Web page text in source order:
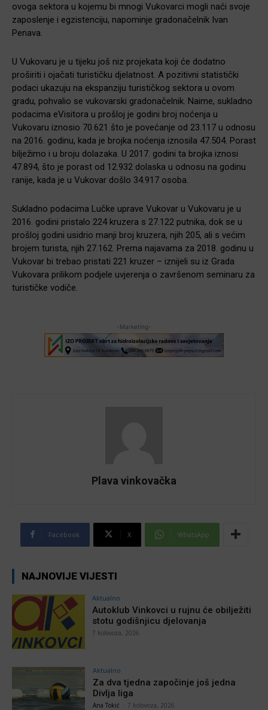
ovoga sektora u kojemu bi mnogi Vukovarci mogli naći svoje
zaposlenje i egzistenciju, napominje gradonačelnik Ivan
Penava.
U Vukovaru je u tijeku još niz projekata koji će dodatno
proširiti i ojačati turističku djelatnost. A pozitivni statistički
podaci ukazuju na ekspanziju turističkog sektora u ovom
gradu, pohvalio se vukovarski gradonačelnik. Naime, sukladno
podacima eVisitora u prošloj je godini broj noćenja u
Vukovaru iznosio 70.621 što je povećanje od 23.117 u odnosu
na 2016. godinu, kada je brojka noćenja iznosila 47.504. Porast
bilježimo i u broju dolazaka. U 2017. godini ta brojka iznosi
47.894, što je porast od 12.932 dolaska u odnosu na godinu
ranije, kada je u Vukovar došlo 34.917 osoba.
Sukladno podacima Lučke uprave Vukovar u Vukovaru je u
2016. godini pristalo 224 kruzera s 27.122 putnika, dok se u
prošloj godini usidrio manji broj kruzera, njih 205, ali s većim
brojem turista, njih 27.162. Prema najavama za 2018. godinu u
Vukovar bi trebao pristati 221 kruzer – iznijeli su iz Grada
Vukovara prilikom podjele uvjerenja o završenom seminaru za
turističke vodiče.
-Marketing-
Plava vinkovačka
Facebook X WhatsApp
NAJNOVIJE VIJESTI
Aktualno
Autoklub Vinkovci u rujnu će obilježiti
stotu godišnjicu djelovanja
7 kolovoza, 2026
Aktualno
Za dva tjedna započinje još jedna
Divlja liga
Ana Tokić 7 kolovoza, 2026